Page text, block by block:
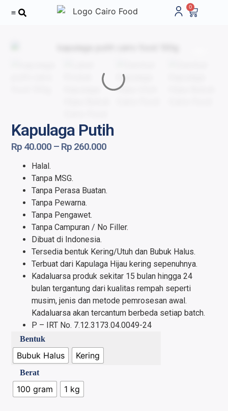
0
Kapulaga Putih
Rp 40.000 – Rp 260.000
Halal.
Tanpa MSG.
Tanpa Perasa Buatan.
Tanpa Pewarna.
Tanpa Pengawet.
Tanpa Campuran / No Filler.
Dibuat di Indonesia.
Tersedia bentuk Kering/Utuh dan Bubuk Halus.
Terbuat dari Kapulaga Hijau kering sepenuhnya.
Kadaluarsa produk sekitar 15 bulan hingga 24
bulan tergantung dari kualitas rempah seperti
musim, jenis dan metode pemrosesan awal.
Kadaluarsa akan tercantum berbeda setiap batch.
P – IRT No. 7.12.3173.04.0049-24
Bentuk
Bubuk Halus Kering
Berat
100 gram 1 kg